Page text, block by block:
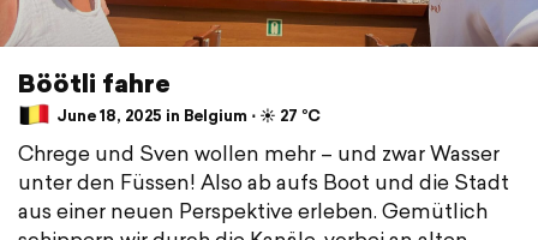
Böötli fahre
June 18, 2025 in Belgium ⋅ ☀️ 27 °C
Chrege und Sven wollen mehr – und zwar Wasser
unter den Füssen! Also ab aufs Boot und die Stadt
aus einer neuen Perspektive erleben. Gemütlich